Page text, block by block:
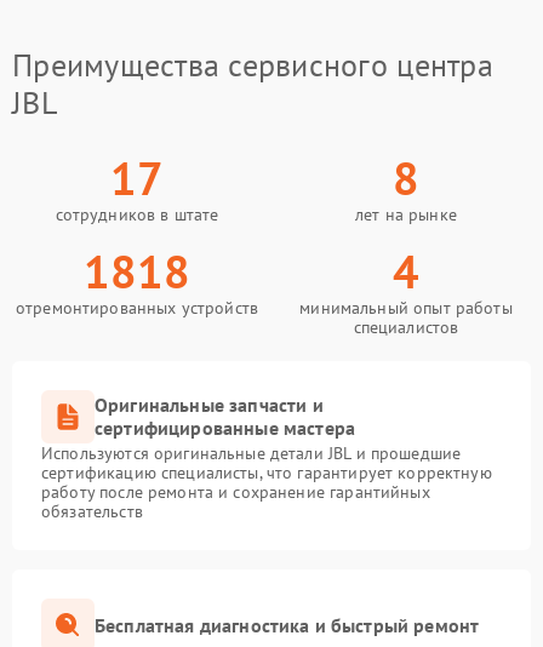
Преимущества сервисного центра
JBL
17
сотрудников в штате
8
лет на рынке
1818
отремонтированных устройств
4
минимальный опыт работы
специалистов
Оригинальные запчасти и
сертифицированные мастера
Используются оригинальные детали JBL и прошедшие
сертификацию специалисты, что гарантирует корректную
работу после ремонта и сохранение гарантийных
обязательств
Бесплатная диагностика и быстрый ремонт